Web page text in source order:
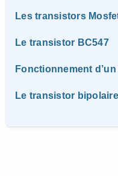
Les transistors
Le transistor BC547
Fonctionnement
Le transistor